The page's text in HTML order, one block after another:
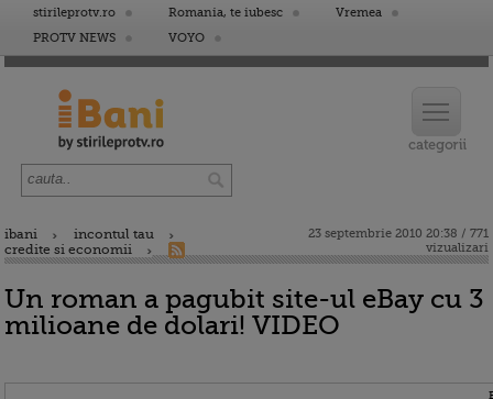
stirileprotv.ro Romania, te iubesc
Vremea
PROTV NEWS
VOYO
ibani
incontul tau
credite si economii
23 septembrie 2010 20:38 / 771
vizualizari
Un roman a pagubit site-ul eBay cu 3
milioane de dolari! VIDEO